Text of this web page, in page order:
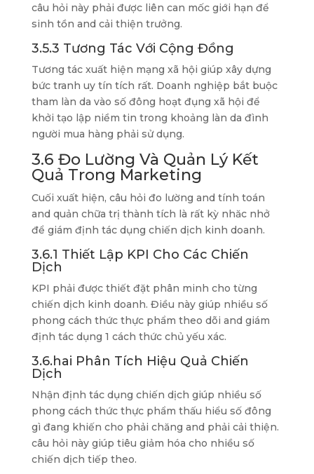
câu hỏi này phải được liên can mốc giới hạn để
sinh tồn and cải thiện trưởng.
3.5.3 Tương Tác Với Cộng Đồng
Tương tác xuất hiện mạng xã hội giúp xây dựng
bức tranh uy tín tích rất. Doanh nghiệp bắt buộc
tham làn da vào số đông hoạt đụng xã hội để
khởi tạo lập niềm tin trong khoảng làn da đình
người mua hàng phải sử dụng.
3.6 Đo Lường Và Quản Lý Kết
Quả Trong Marketing
Cuối xuất hiện, câu hỏi đo lường and tính toán
and quản chữa trị thành tích là rất kỳ nhăc nhở
để giám định tác dụng chiến dịch kinh doanh.
3.6.1 Thiết Lập KPI Cho Các Chiến
Dịch
KPI phải được thiết đặt phân minh cho từng
chiến dịch kinh doanh. Điều này giúp nhiều số
phong cách thức thực phẩm theo dõi and giám
định tác dụng 1 cách thức chủ yếu xác.
3.6.hai Phân Tích Hiệu Quả Chiến
Dịch
Nhận định tác dụng chiến dịch giúp nhiều số
phong cách thức thực phẩm thấu hiểu số đông
gì đang khiến cho phải chăng and phải cải thiện.
câu hỏi này giúp tiêu giảm hóa cho nhiều số
chiến dịch tiếp theo.